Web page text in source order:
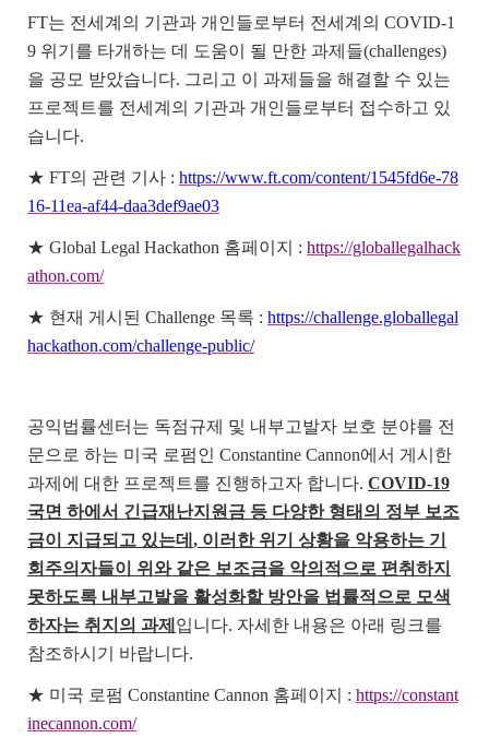
FT는 전세계의 기관과 개인들로부터 전세계의 COVID-1
9 위기를 타개하는 데 도움이 될 만한 과제들(challenges)
을 공모 받았습니다. 그리고 이 과제들을 해결할 수 있는
프로젝트를 전세계의 기관과 개인들로부터 접수하고 있
습니다.
★ FT의 관련 기사 : https://www.ft.com/content/1545fd6e-78
16-11ea-af44-daa3def9ae03
★ Global Legal Hackathon 홈페이지 : https://globallegalhack
athon.com/
★ 현재 게시된 Challenge 목록 : https://challenge.globallegal
hackathon.com/challenge-public/
공익법률센터는 독점규제 및 내부고발자 보호 분야를 전
문으로 하는 미국 로펌인 Constantine Cannon에서 게시한
과제에 대한 프로젝트를 진행하고자 합니다. COVID-19
국면 하에서 긴급재난지원금 등 다양한 형태의 정부 보조
금이 지급되고 있는데 , 이러한 위기 상황을 악용하는 기
회주의자들이 위와 같은 보조금을 악의적으로 편취하지
못하도록 내부고발을 활성화할 방안을 법률적으로 모색
하자는 취지의 과제 입니다. 자세한 내용은 아래 링크를
참조하시기 바랍니다.
★ 미국 로펌 Constantine Cannon 홈페이지 : https://constant
inecannon.com/